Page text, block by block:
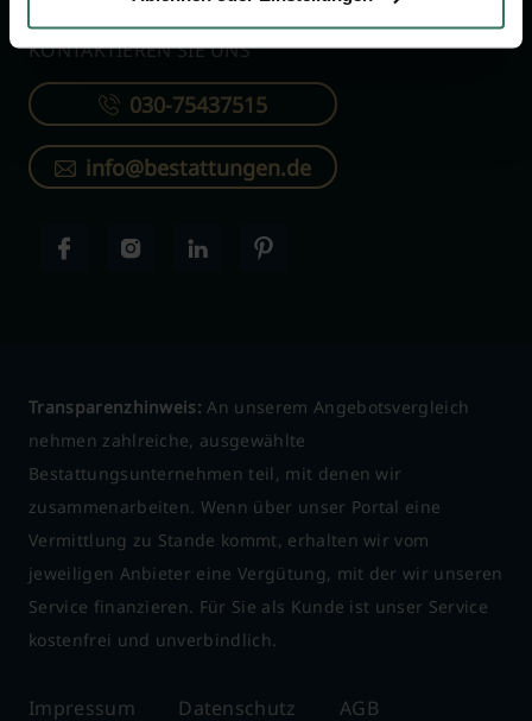
KONTAKTIEREN SIE UNS
030-75437515
info@bestattungen.de
Transparenzhinweis: An unserem Angebotsvergleich
nehmen zahlreiche, ausgewählte
Bestattungsunternehmen teil, mit denen wir
zusammenarbeiten. Wenn über unser Portal eine
Vermittlung zu Stande kommt, erhalten wir vom
jeweiligen Anbieter eine Vergütung, mit der wir unseren
Service finanzieren. Für Sie als Kunde ist unser Service
kostenfrei und unverbindlich.
Impressum Datenschutz AGB